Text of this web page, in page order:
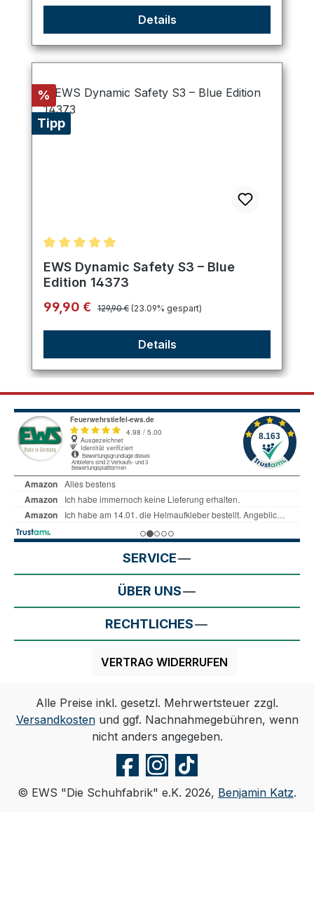
Details
Rabatt
%
Tipp
Durchschnittliche Bewertung von 5 von 5 Sternen
EWS Dynamic Safety S3 – Blue
Edition 14373
Verkaufspreis:
99,90 € Regulärer Preis:
129,90 € (23.09% gespart)
Details
SERVICE
ÜBER UNS
RECHTLICHES
VERTRAG WIDERRUFEN
Alle Preise inkl. gesetzl. Mehrwertsteuer zzgl.
Versandkostenund ggf. Nachnahmegebühren, wenn
nicht anders angegeben.
© EWS "Die Schuhfabrik" e.K. 2026, Benjamin Katz.